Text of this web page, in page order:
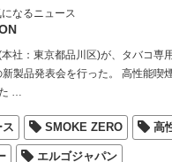
なるニュース
社：東京都品川区)が、タバコ専
製品発表会を行った。 高性能喫
…
SMOKE ZERO 高
エルゴジャパン